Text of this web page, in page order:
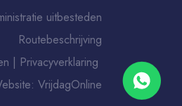
uitbesteden
Routebeschrijving
| Privacyverklaring
VrijdagOnline